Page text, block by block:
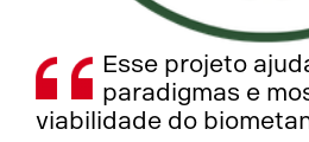
Esse projeto
paradigmas e
viabilidade do